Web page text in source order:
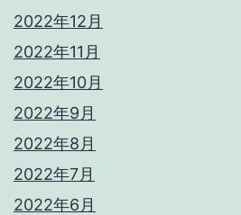
2022年12月
2022年11月
2022年10月
2022年9月
2022年8月
2022年7月
2022年6月